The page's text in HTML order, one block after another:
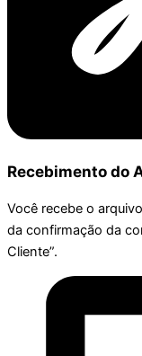
Recebimento do
Você recebe o
da confirmação da
Cliente”.